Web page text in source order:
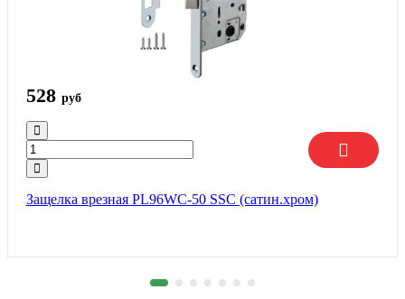
528 руб
Защелка врезная PL96WC-50 SSC (сатин.хром)